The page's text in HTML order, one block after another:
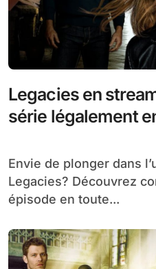
Legacies en
série légalement
Envie de plonger dans l’univers surnaturel de
Legacies? Découvrez
épisode en toute...